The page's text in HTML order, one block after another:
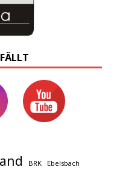
BRK Ebelsbach